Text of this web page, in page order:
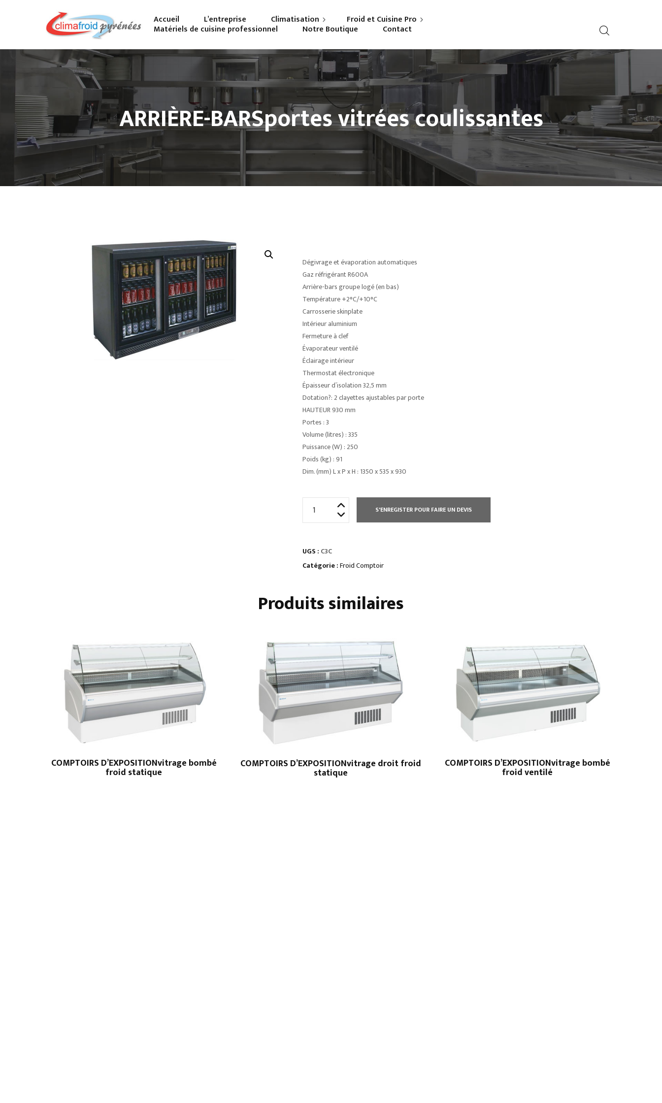
Accueil L’entreprise Climatisation
Particuliers
Professionnels
Froid et Cuisine Pro
Frigoriste professionnel
Cuisiniste
Matériels de cuisine professionnel Notre Boutique Contact
ARRIÈRE-BARSportes vitrées coulissantes
Dégivrage et évaporation automatiques
Gaz réfrigérant R600A
Arrière-bars groupe logé (en bas)
Température +2°C/+10°C
Carrosserie skinplate
Intérieur aluminium
Fermeture à clef
Évaporateur ventilé
Éclairage intérieur
Thermostat électronique
Épaisseur d’isolation 32,5 mm
Dotation?: 2 clayettes ajustables par porte
HAUTEUR 930 mm
Portes : 3
Volume (litres) : 335
Puissance (W) : 250
Poids (kg) : 91
Dim. (mm) L x P x H : 1350 x 535 x 930
vitrées
coulissantes
S'ENREGISTER POUR FAIRE UN DEVIS
UGS : C3C
Catégorie :Froid Comptoir
Produits similaires
COMPTOIRS D’EXPOSITIONvitrage bombé
froid statique
COMPTOIRS D’EXPOSITIONvitrage droit froid
statique
COMPTOIRS D’EXPOSITIONvitrage bombé
froid ventilé